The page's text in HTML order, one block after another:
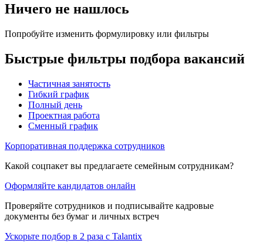
Ничего не нашлось
Попробуйте изменить формулировку или фильтры
Быстрые фильтры подбора вакансий
Частичная занятость
Гибкий график
Полный день
Проектная работа
Сменный график
Корпоративная поддержка сотрудников
Какой соцпакет вы предлагаете семейным сотрудникам?
Оформляйте кандидатов онлайн
Проверяйте сотрудников и подписывайте кадровые
документы без бумаг и личных встреч
Ускорьте подбор в 2 раза с Talantix